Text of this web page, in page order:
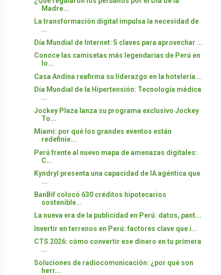
Madre...
La transformación digital impulsa la necesidad de
...
Día Mundial de Internet: 5 claves para aprovechar ...
Conoce las camisetas más legendarias de Perú en
lo...
Casa Andina reafirma su liderazgo en la hotelería ...
Día Mundial de la Hipertensión: Tecnología médica
...
Jockey Plaza lanza su programa exclusivo Jockey
To...
Miami: por qué los grandes eventos están
redefinie...
Perú frente al nuevo mapa de amenazas digitales:
C...
Kyndryl presenta una capacidad de IA agéntica que
...
BanBif colocó 630 créditos hipotecarios
sostenible...
La nueva era de la publicidad en Perú: datos, pant...
Invertir en terrenos en Perú: factores clave que i...
CTS 2026: cómo convertir ese dinero en tu primera
...
Soluciones de radiocomunicación: ¿por qué son
herr...